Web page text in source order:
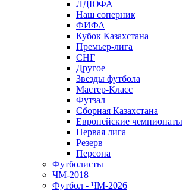
ЛДЮФА
Наш соперник
ФИФА
Кубок Казахстана
Премьер-лига
СНГ
Другое
Звезды футбола
Мастер-Класс
Футзал
Сборная Казахстана
Европейские чемпионаты
Первая лига
Резерв
Персона
Футболисты
ЧМ-2018
Футбол - ЧМ-2026